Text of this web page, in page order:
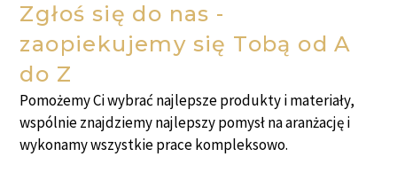
Zgłoś się do nas -
zaopiekujemy się Tobą od A
do Z
Pomożemy Ci wybrać najlepsze produkty i materiały,
wspólnie znajdziemy najlepszy pomysł na aranżację i
wykonamy wszystkie prace kompleksowo.